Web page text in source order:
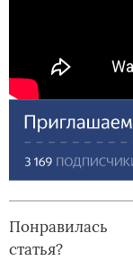
Понравилась
статья?